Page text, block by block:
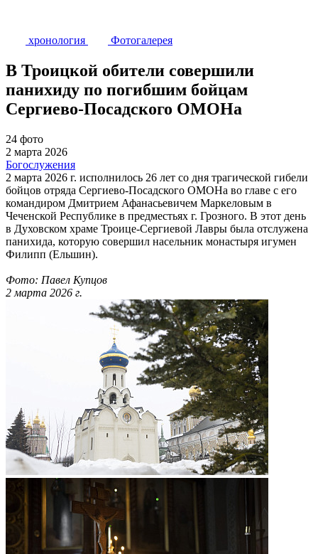
хронология Фотогалерея
В Троицкой обители совершили
панихиду по погибшим бойцам
Сергиево-Посадского ОМОНа
24 фото
2 марта 2026
Богослужения
2 марта 2026 г. исполнилось 26 лет со дня трагической гибели
бойцов отряда Сергиево-Посадского ОМОНа во главе с его
командиром Дмитрием Афанасьевичем Маркеловым в
Чеченской Республике в предместьях г. Грозного. В этот день
в Духовском храме Троице-Сергиевой Лавры была отслужена
панихида, которую совершил насельник монастыря игумен
Филипп (Ельшин).
Фото: Павел Купцов
2 марта 2026 г.